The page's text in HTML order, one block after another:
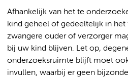
Afhankelijk van het te
kind geheel of gedeeltelijk in
zwangere ouder of verzorger
bij uw kind blijven. Let op,
onderzoeksruimte blijft moet
invullen, waarbij er geen